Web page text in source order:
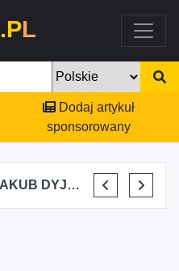
.PL
Dodaj artykuł
sponsorowany
JAKUB DYJAKIEWICZ POLISH LODA ELENA MAKARCHIK